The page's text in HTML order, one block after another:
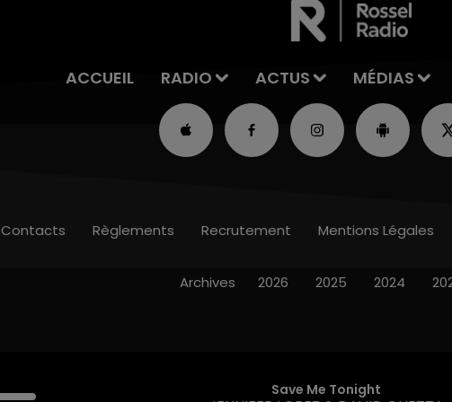
ACCUEIL RADIO ACTUS MÉDIAS
Save Me Tonight
Contacts Règlements Recrutement Mentions Légales
Archives 2026 2025 2024